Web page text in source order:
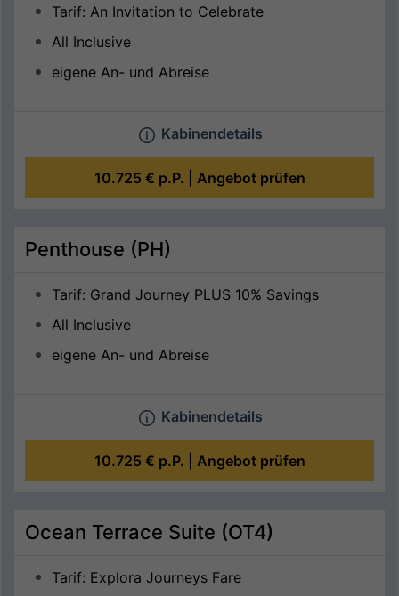
Tarif: An Invitation to Celebrate
All Inclusive
eigene An- und Abreise
Kabinendetails
10.725 € p.P. | Angebot prüfen
Penthouse (PH)
Tarif: Grand Journey PLUS 10% Savings
All Inclusive
eigene An- und Abreise
Kabinendetails
10.725 € p.P. | Angebot prüfen
Ocean Terrace Suite (OT4)
Tarif: Explora Journeys Fare